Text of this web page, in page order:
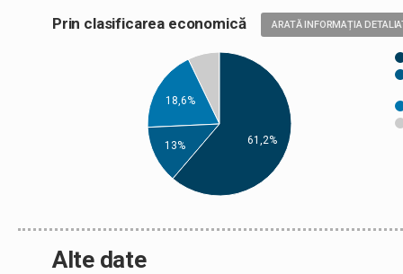
Prin clasificarea economică ARATĂ INFORMAȚIA
18,6%
13% 61,2%
Alte date